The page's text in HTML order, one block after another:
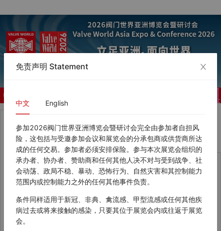
Chinese ID Holders
中国证件持有者
Overseas Visitors
海外及港澳台观众
观众登记
免责声明 Statement
中文 English
参加2026阀门世界亚洲博览会暨研讨会完全由参加者自担风
险，这包括与受邀参加会议和展览会的分承包商或供货商所达
成的任何交易。参加者必须安排保险。参与本次展览会组织的
承办者、协办者、赞助商和任何其他人决不对与受到战争、社
会动荡、政局不稳、暴动、恐怖行为、自然灾害和其控制能力
范围内或控制能力之外的任何其他事件负责。
条件同样适用于新冠、非典、禽流感、甲型流感或任何其他疾
病过去或将来接触的感染，只要其位于展览会内或往返于展览
会。